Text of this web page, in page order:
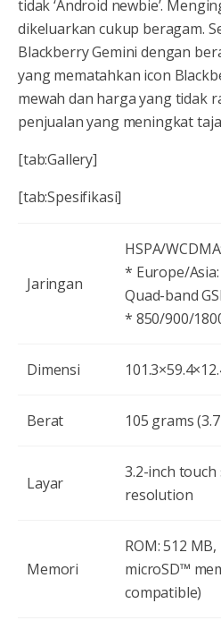
tidak ‘Android newbie’.
dikeluarkan cukup beragam.
Blackberry Gemini dengan
yang mematahkan icon
mewah dan harga yang tidak
penjualan yang meningkat
[tab:Gallery]
[tab:Spesifikasi]
Jaringan
HSPA/WCDMA:
* Europe/
Quad-band
* 850/900/
Dimensi
Berat 105 grams
Layar
3.2-inch touch
resolution
Memori
ROM: 512
microSD™
compatible)